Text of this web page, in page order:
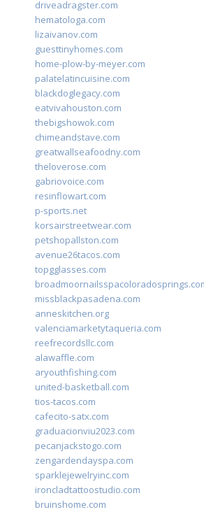
driveadragster.com
hematologa.com
lizaivanov.com
guesttinyhomes.com
home-plow-by-meyer.com
palatelatincuisine.com
blackdoglegacy.com
eatvivahouston.com
thebigshowok.com
chimeandstave.com
greatwallseafoodny.com
theloverose.com
gabriovoice.com
resinflowart.com
p-sports.net
korsairstreetwear.com
petshopallston.com
avenue26tacos.com
topgglasses.com
missblackpasadena.com
anneskitchen.org
valenciamarketytaqueria.com
reefrecordsllc.com
alawaffle.com
aryouthfishing.com
united-basketball.com
tios-tacos.com
cafecito-satx.com
graduacionviu2023.com
pecanjackstogo.com
zengardendayspa.com
sparklejewelryinc.com
ironcladtattoostudio.com
bruinshome.com